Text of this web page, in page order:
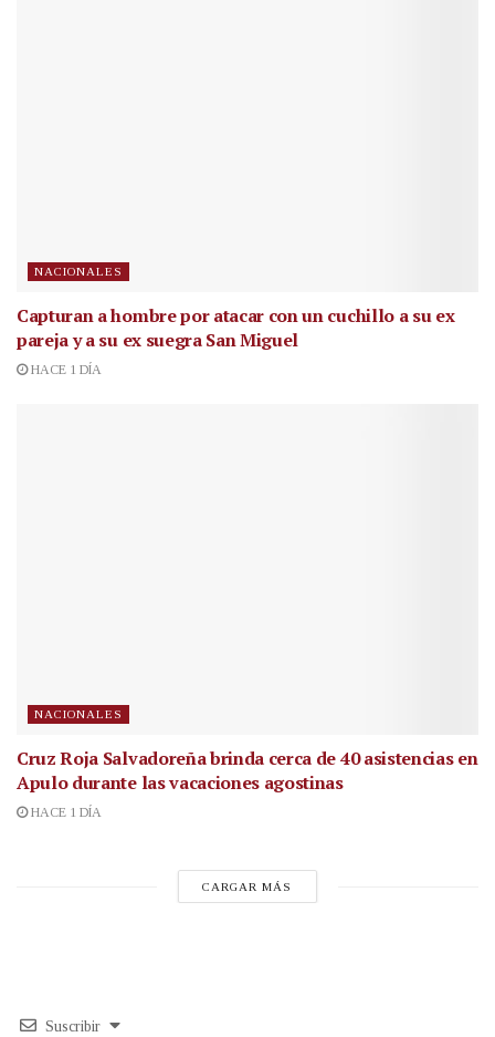
NACIONALES
Capturan a hombre por atacar con un cuchillo a su ex
pareja y a su ex suegra San Miguel
HACE 1 DÍA
NACIONALES
Cruz Roja Salvadoreña brinda cerca de 40 asistencias en
Apulo durante las vacaciones agostinas
HACE 1 DÍA
CARGAR MÁS
Suscribir